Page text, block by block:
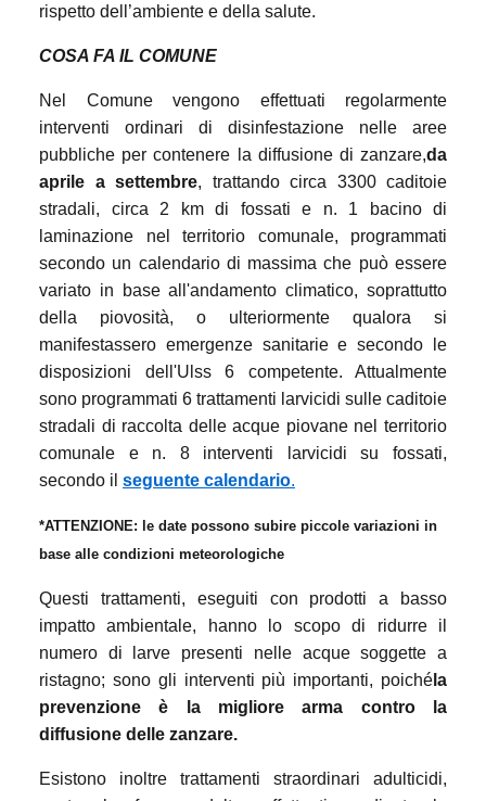
rispetto dell’ambiente e della salute.
COSA FA IL COMUNE
Nel Comune vengono effettuati regolarmente
interventi ordinari di disinfestazione nelle aree
pubbliche per contenere la diffusione di zanzare,da
aprile a settembre, trattando circa 3300 caditoie
stradali, circa 2 km di fossati e n. 1 bacino di
laminazione nel territorio comunale, programmati
secondo un calendario di massima che può essere
variato in base all'andamento climatico, soprattutto
della piovosità, o ulteriormente qualora si
manifestassero emergenze sanitarie e secondo le
disposizioni dell'Ulss 6 competente. Attualmente
sono programmati 6 trattamenti larvicidi sulle caditoie
stradali di raccolta delle acque piovane nel territorio
comunale e n. 8 interventi larvicidi su fossati,
secondo il seguente calendario.
*ATTENZIONE: le date possono subire piccole variazioni in
base alle condizioni meteorologiche
Questi trattamenti, eseguiti con prodotti a basso
impatto ambientale, hanno lo scopo di ridurre il
numero di larve presenti nelle acque soggette a
ristagno; sono gli interventi più importanti, poiché la
prevenzione è la migliore arma contro la
diffusione delle zanzare.
Esistono inoltre trattamenti straordinari adulticidi,